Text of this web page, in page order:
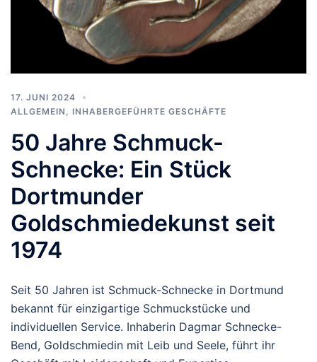
17. JUNI 2024
ALLGEMEIN
INHABERGEFÜHRTE GESCHÄFTE
50 Jahre Schmuck-
Schnecke: Ein Stück
Dortmunder
Goldschmiedekunst seit
1974
Seit 50 Jahren ist Schmuck-Schnecke in Dortmund
bekannt für einzigartige Schmuckstücke und
individuellen Service. Inhaberin Dagmar Schnecke-
Bend, Goldschmiedin mit Leib und Seele, führt ihr